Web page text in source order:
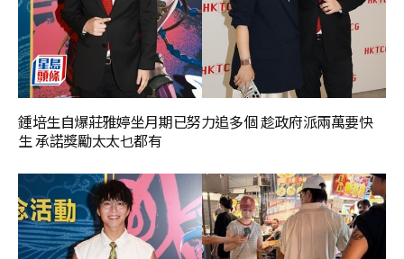
鍾培生自爆莊雅婷坐月期已努力追多個 趁政府派兩萬要快
生 承諾獎勵太太乜都有